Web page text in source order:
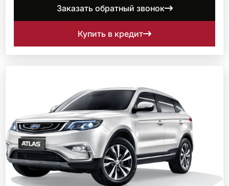
Заказать обратный звонок
Купить в кредит